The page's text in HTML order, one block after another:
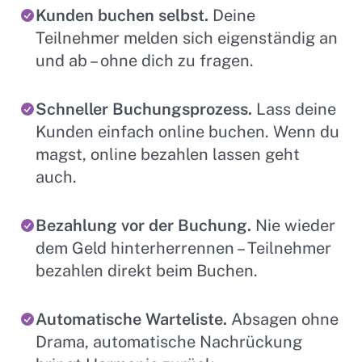
Kunden buchen selbst. Deine
Teilnehmer melden sich eigenständig an
und ab – ohne dich zu fragen.
Schneller Buchungsprozess. Lass deine
Kunden einfach online buchen. Wenn du
magst, online bezahlen lassen geht
auch.
Bezahlung vor der Buchung. Nie wieder
dem Geld hinterherrennen – Teilnehmer
bezahlen direkt beim Buchen.
Automatische Warteliste. Absagen ohne
Drama, automatische Nachrückung